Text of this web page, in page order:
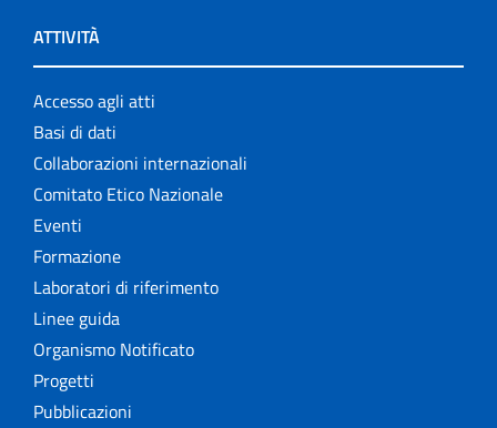
ATTIVITÀ
Accesso agli atti
Basi di dati
Collaborazioni internazionali
Comitato Etico Nazionale
Eventi
Formazione
Laboratori di riferimento
Linee guida
Organismo Notificato
Progetti
Pubblicazioni